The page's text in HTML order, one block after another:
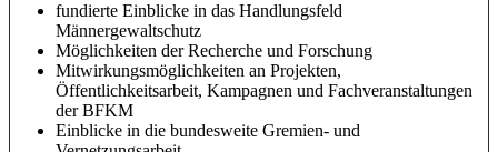
fundierte Einblicke in das Handlungsfeld
Männergewaltschutz
Möglichkeiten der Recherche und Forschung
Mitwirkungsmöglichkeiten an Projekten,
Öffentlichkeitsarbeit, Kampagnen und Fachveranstaltungen
der BFKM
Einblicke in die bundesweite Gremien- und